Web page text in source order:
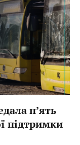
п’ять
підтримки